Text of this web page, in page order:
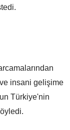
ve insani gelişime
Türkiye'nin